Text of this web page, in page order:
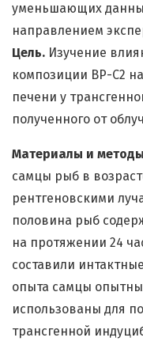
уменьшающих
направлением
Цель. Изучение
композиции BP-C2
печени у
полученного от
Материалы и
самцы рыб в
рентгеновскими
половина рыб
на протяжении 24
составили
опыта самцы
использованы для
трансгенной